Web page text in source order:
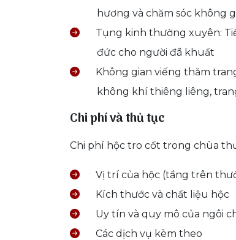
hương và chăm sóc không
Tụng kinh thường xuyên:
đức cho người đã khuất
Không gian viếng thăm
không khí thiêng liêng,
Chi phí và thủ tục
Chi phí hộc tro cốt trong chùa
Vị trí của hộc (tầng trên
Kích thước và chất liệu hộc
Uy tín và quy mô của ngôi
Các dịch vụ kèm theo